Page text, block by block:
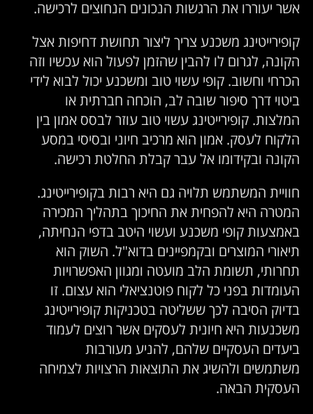
אשר יעוררו את הרגשות הנכונים הנחוצים לרכישה.
קופירייטינג משכנע צריך ליצור תחושת דחיפות אצל
הקונה, לגרום לו להבין שהזמן לפעול הוא עכשיו וזה
הכרחי וחשוב. קופי עשוי טוב ומשכנע יכול לבוא לידי
ביטוי דרך סיפור שובה לב, הוכחה חברתית או
המלצות. קופירייטינג עשוי טוב עוזר לבסס אמון בין
הלקוח לעסק. אמון הוא מרכיב חיוני ובסיסי במסע
הקונה ובקידומו אל עבר קבלת החלטת רכישה.
חוויית המשתמש תלויה גם היא רבות בקופירייטינג.
המטרה היא להפחית את החיכוך בתהליך המכירה
באמצעות קופי משכנע ועשוי היטב בדפי הנחיתה,
תיאורי המוצרים ובקמפיינים בדוא"ל. השוק הוא
תחרותי, תשומת הלב מועטה ומגוון האפשרויות
העומדות בפני כל לקוח פוטנציאלי הוא עצום. זו
בדיוק הסיבה לכך ששליטה בטכניקות קופירייטינג
משכנעות היא חיונית לעסקים אשר רוצים לעמוד
ביעדים העסקיים שלהם, להניע מעורבות
משתמשים ולהשיג את התוצאות הרצויות לצמיחה
העסקית הבאה.